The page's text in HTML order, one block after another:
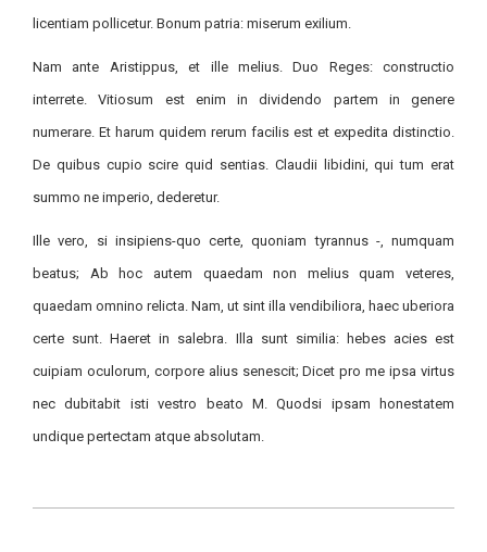
licentiam pollicetur. Bonum patria: miserum exilium.
Nam ante Aristippus, et ille melius. Duo Reges: constructio
interrete. Vitiosum est enim in dividendo partem in genere
numerare. Et harum quidem rerum facilis est et expedita distinctio.
De quibus cupio scire quid sentias. Claudii libidini, qui tum erat
summo ne imperio, dederetur.
Ille vero, si insipiens-quo certe, quoniam tyrannus -, numquam
beatus; Ab hoc autem quaedam non melius quam veteres,
quaedam omnino relicta. Nam, ut sint illa vendibiliora, haec uberiora
certe sunt. Haeret in salebra. Illa sunt similia: hebes acies est
cuipiam oculorum, corpore alius senescit; Dicet pro me ipsa virtus
nec dubitabit isti vestro beato M. Quodsi ipsam honestatem
undique pertectam atque absolutam.